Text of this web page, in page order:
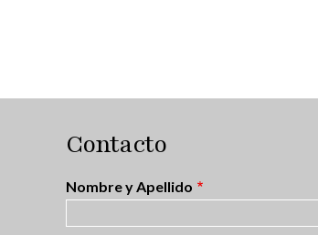
Contacto
Nombre y Apellido